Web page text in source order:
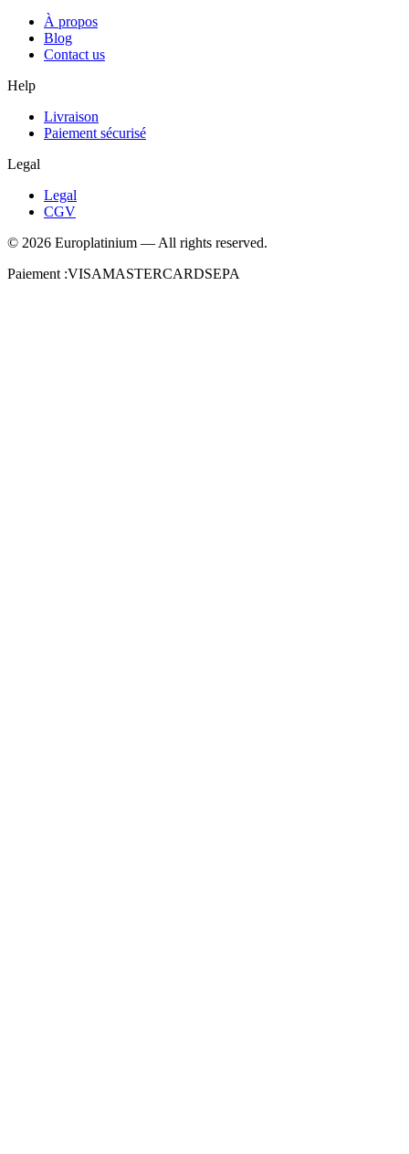
À propos
Blog
Contact us
Help
Livraison
Paiement sécurisé
Legal
Legal
CGV
© 2026 Europlatinium — All rights reserved.
Paiement :VISAMASTERCARDSEPA